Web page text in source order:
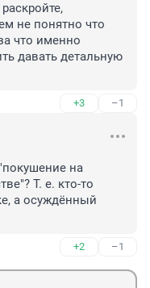
не понятно что
что именно
давать детальную
+3 –1
на
Т. е. кто-то
а осуждённый
+2 –1